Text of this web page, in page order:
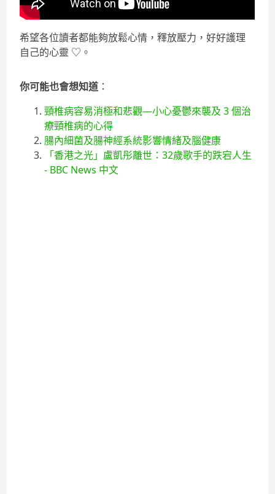
希望各位讀者都能夠放鬆心情，釋放壓力，好好護理
自己的心靈 ♡。
你可能也會想知道 ：
頸椎病容易消極和悲觀—小心憂鬱來襲及 3 個治
療頸椎病的心得
腸內細菌及腸神經系統影響情緒及腦健康
「香港之光」盧凱彤離世：32歲歌手的跌宕人生
- BBC News 中文